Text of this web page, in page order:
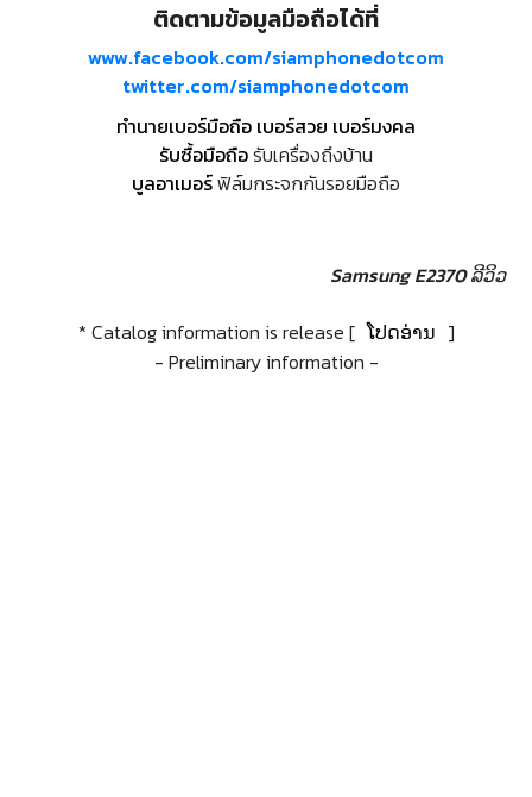
ติดตามข้อมูลมือถือได้ที่
www.facebook.com/siamphonedotcom
twitter.com/siamphonedotcom
ทำนายเบอร์มือถือ เบอร์สวย เบอร์มงคล
รับซื้อมือถือรับเครื่องถึงบ้าน
บูลอาเมอร์ฟิล์มกระจกกันรอยมือถือ
Samsung E2370 ລີວິວ
* Catalog information is release [ ໂປດອ່ານ ]
- Preliminary information -